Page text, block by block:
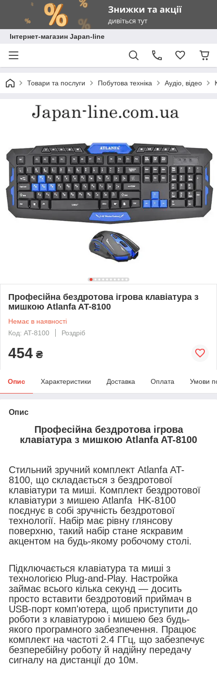
Інтернет-магазин Japan-line
Товари та послуги Побутова техніка Аудіо, відео
Професійна бездротова ігрова клавіатура з
мишкою Atlanfa AT-8100
Немає в наявності
Код: AT-8100
Роздріб
454 ₴
Опис Характеристики Доставка Оплата Умови
Опис
Професійна бездротова ігрова
клавіатура з мишкою Atlanfa AT-8100
Стильний зручний комплект Atlanfa AT-
8100, що складається з бездротової
клавіатури та миші. Комплект бездротової
клавіатури з мишею Atlanfa HK-8100
поєднує в собі зручність бездротової
технології. Набір має рівну глянсову
поверхню, такий набір стане яскравим
акцентом на будь-якому робочому столі.
Підключається клавіатура та миші з
технологією Plug-and-Play. Настройка
займає всього кілька секунд — досить
просто вставити бездротовий приймач в
USB-порт комп'ютера, щоб приступити до
роботи з клавіатурою і мишею без будь-
якого програмного забезпечення. Працює
комплект на частоті 2.4 ГГц, що забезпечує
безперебійну роботу й надійну передачу
сигналу на дистанції до 10м.